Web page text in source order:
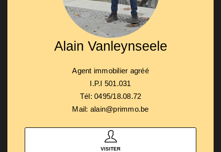
Alain Vanleynseele
Agent immobilier agréé
I.P.I 501.031
Tél: 0495/18.08.72
Mail: alain@primmo.be
VISITER